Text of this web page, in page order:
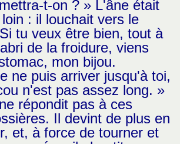
t-on ? » L'âne était
: il louchait vers le
tu veux être bien, tout à
de la froidure, viens
mon bijou.
ne puis arriver jusqu'à toi,
n'est pas assez long. »
répondit pas à ces
Il devint de plus en
et, à force de tourner et